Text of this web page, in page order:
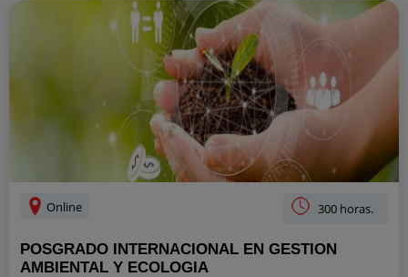
Online 300 horas.
POSGRADO INTERNACIONAL EN GESTION
AMBIENTAL Y ECOLOGIA